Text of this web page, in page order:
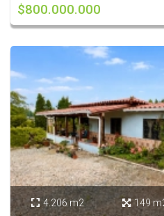
$800.000.000
 4.206 m2  149